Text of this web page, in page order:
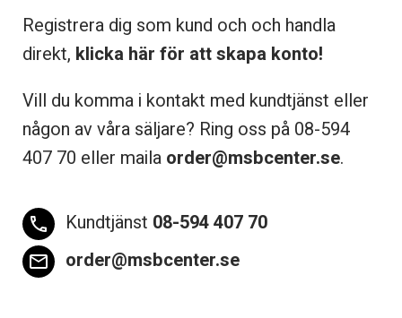
Registrera dig som kund och och handla
direkt, klicka här för att skapa konto!
Vill du komma i kontakt med kundtjänst eller
någon av våra säljare? Ring oss på 08-594
407 70 eller maila order@msbcenter.se.
phone Kundtjänst 08-594 407 70
email order@msbcenter.se